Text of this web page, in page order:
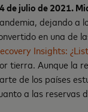
de julio de2021.
dejando a
en una de
Insights:
tierra. Aunque la
de los países
a las reservas